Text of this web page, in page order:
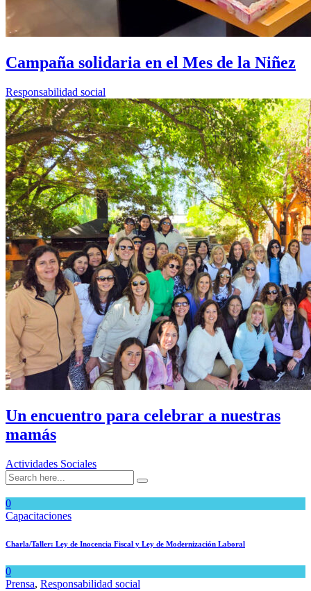
Campaña solidaria en el Mes de la Niñez
Responsabilidad social
Un encuentro para celebrar a nuestras
mamás
Actividades Sociales
0
Capacitaciones
Charla/Taller: Ley de Inocencia Fiscal y Ley de Modernización Laboral
0
Prensa, Responsabilidad social